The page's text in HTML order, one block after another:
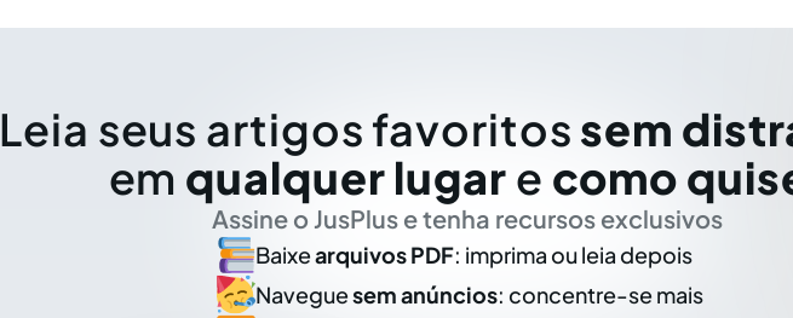
Leia seus artigos favoritos sem
em qualquer lugar e como
Assine o JusPlus e tenha recursos exclusivos
Baixearquivos PDF: imprima ou leia depois
Naveguesem anúncios: concentre-se mais